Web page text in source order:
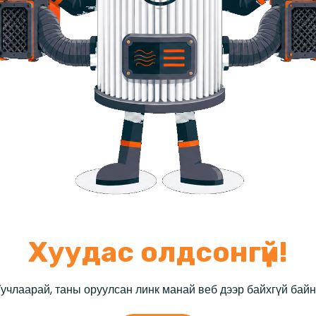
Хуудас олдсонгүй!
таны оруулсан линк манай веб дээр байхгүй